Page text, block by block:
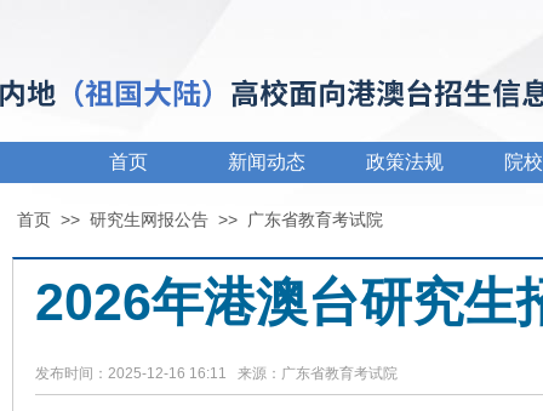
首页 新闻动态 政策法规 院
首页 >> 研究生网报公告 >> 广东省教育考试院
2026年港澳台研究生
发布时间：2025-12-16 16:11 来源：广东省教育考试院